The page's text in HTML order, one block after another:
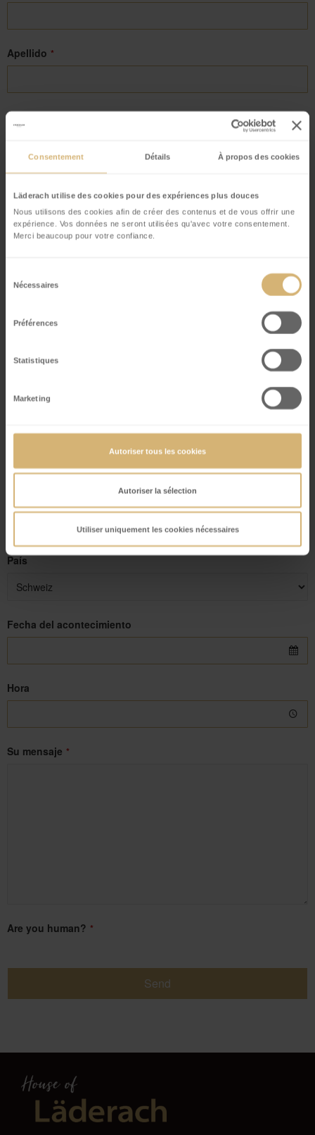
Consentement Détails À propos des cookies
Läderach utilise des cookies pour des expériences plus douces
Nous utilisons des cookies afin de créer des contenus et de vous offrir une
expérience. Vos données ne seront utilisées qu'avec votre consentement.
Merci beaucoup pour votre confiance.
du
Nécessaires
Préférences
Statistiques
Marketing
Autoriser tous les cookies
Autoriser la sélection
Utiliser uniquement les cookies nécessaires
Apellido *
Empresa
Teléfono
Número de casa
Código postal
País
Fecha del acontecimiento
Hora
Su mensaje *
Are you human? *
Send